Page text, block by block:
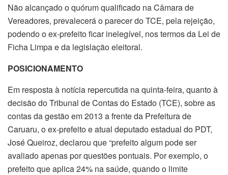
Não alcançado o quórum qualificado na Câmara de
Vereadores, prevalecerá o parecer do TCE, pela rejeição,
podendo o ex-prefeito ficar inelegível, nos termos da Lei de
Ficha Limpa e da legislação eleitoral.
POSICIONAMENTO
Em resposta à notícia repercutida na quinta-feira, quanto à
decisão do Tribunal de Contas do Estado (TCE), sobre as
contas da gestão em 2013 a frente da Prefeitura de
Caruaru, o ex-prefeito e atual deputado estadual do PDT,
José Queiroz, declarou que “prefeito algum pode ser
avaliado apenas por questões pontuais. Por exemplo, o
prefeito que aplica 24% na saúde, quando o limite